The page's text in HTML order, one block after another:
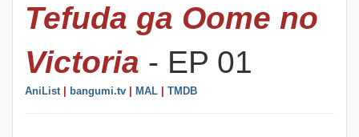
Tefuda ga Oome no
Victoria - EP 01
AniList| bangumi.tv MAL TMDB